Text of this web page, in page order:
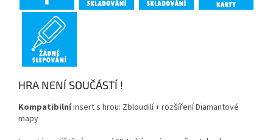
HRA NENÍ SOUČÁSTÍ !
Kompatibilníinsert s hrou: Zbloudilí + rozšíření Diamantové
mapy